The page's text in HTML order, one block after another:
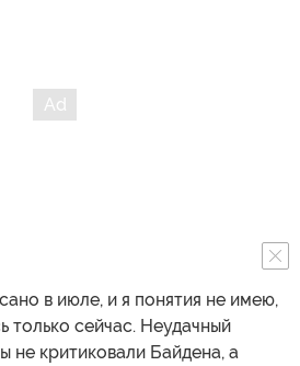
в июле, и я понятия не имею,
только сейчас. Неудачный
не критиковали Байдена, а